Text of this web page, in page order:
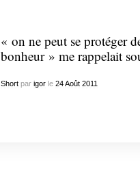
« on ne peut se protéger
bonheur » me rappelait
Shortpar igorle 24 Août 2011